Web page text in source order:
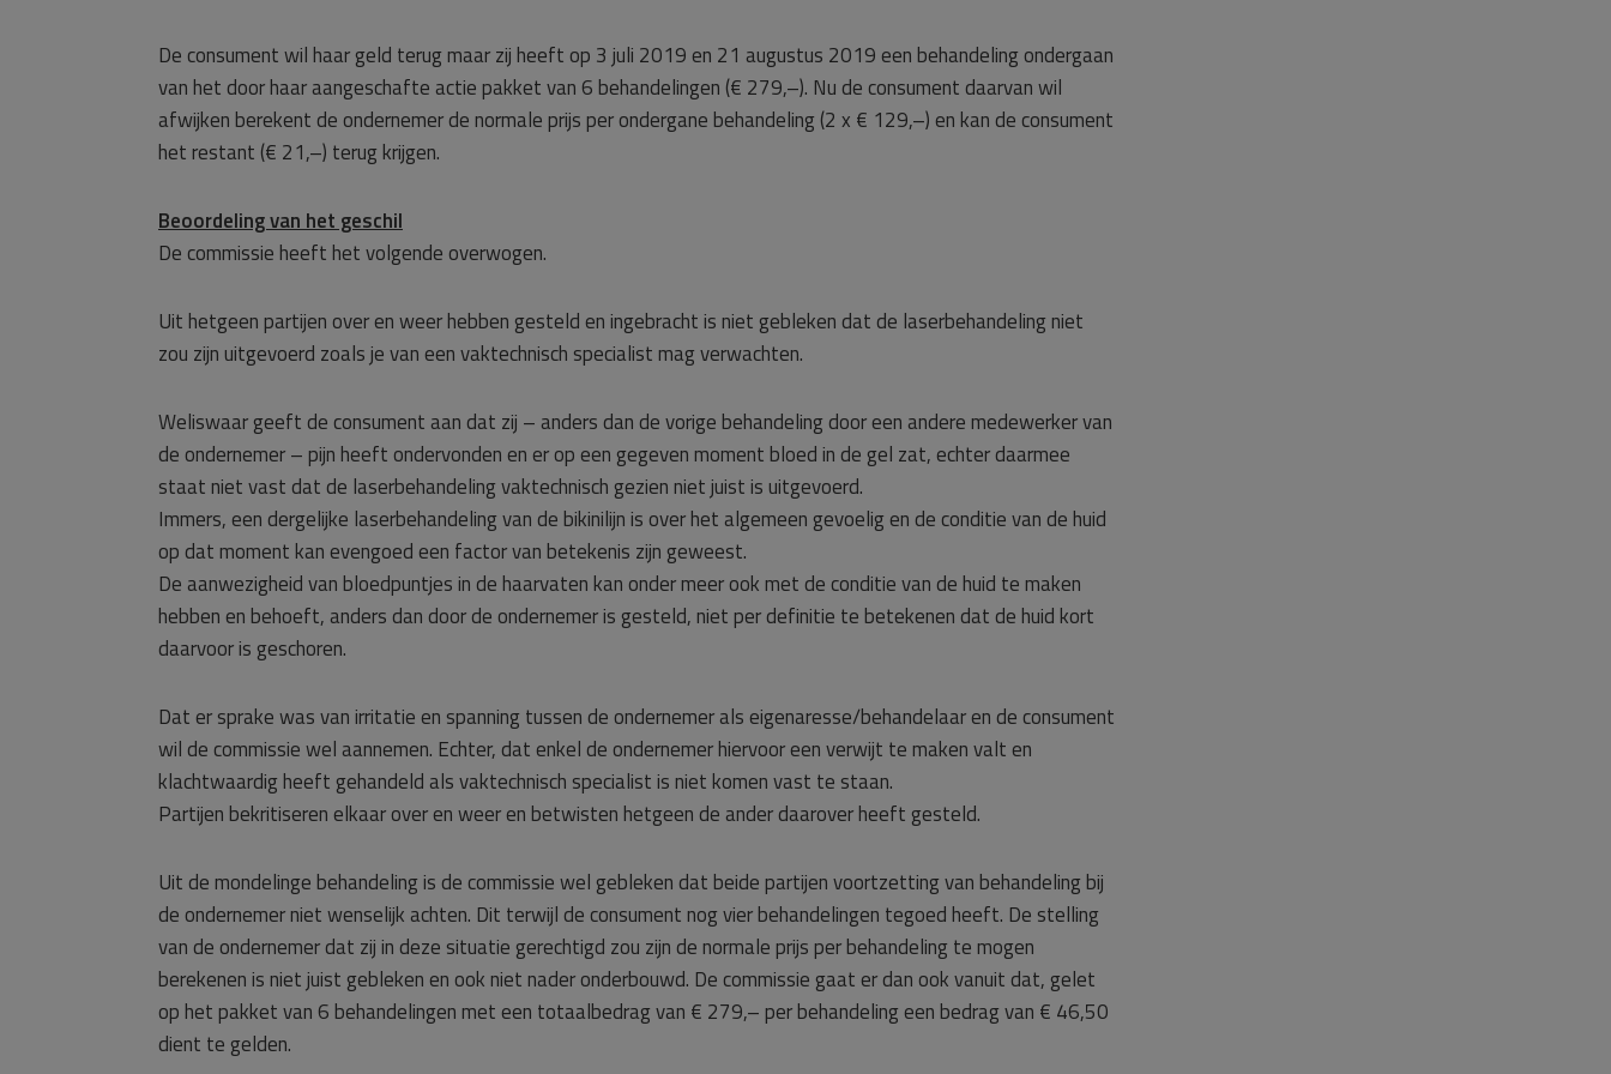
De consument wil haar geld terug maar zij heeft op 3 juli 2019 en 21 augustus 2019 een behandeling ondergaan
van het door haar aangeschafte actie pakket van 6 behandelingen (€ 279,–). Nu de consument daarvan wil
afwijken berekent de ondernemer de normale prijs per ondergane behandeling (2 x € 129,–) en kan de consument
het restant (€ 21,–) terug krijgen.
Beoordeling van het geschil
De commissie heeft het volgende overwogen.
Uit hetgeen partijen over en weer hebben gesteld en ingebracht is niet gebleken dat de laserbehandeling niet
zou zijn uitgevoerd zoals je van een vaktechnisch specialist mag verwachten.
Weliswaar geeft de consument aan dat zij – anders dan de vorige behandeling door een andere medewerker van
de ondernemer – pijn heeft ondervonden en er op een gegeven moment bloed in de gel zat, echter daarmee
staat niet vast dat de laserbehandeling vaktechnisch gezien niet juist is uitgevoerd.
Immers, een dergelijke laserbehandeling van de bikinilijn is over het algemeen gevoelig en de conditie van de huid
op dat moment kan evengoed een factor van betekenis zijn geweest.
De aanwezigheid van bloedpuntjes in de haarvaten kan onder meer ook met de conditie van de huid te maken
hebben en behoeft, anders dan door de ondernemer is gesteld, niet per definitie te betekenen dat de huid kort
daarvoor is geschoren.
Dat er sprake was van irritatie en spanning tussen de ondernemer als eigenaresse/behandelaar en de consument
wil de commissie wel aannemen. Echter, dat enkel de ondernemer hiervoor een verwijt te maken valt en
klachtwaardig heeft gehandeld als vaktechnisch specialist is niet komen vast te staan.
Partijen bekritiseren elkaar over en weer en betwisten hetgeen de ander daarover heeft gesteld.
Uit de mondelinge behandeling is de commissie wel gebleken dat beide partijen voortzetting van behandeling bij
de ondernemer niet wenselijk achten. Dit terwijl de consument nog vier behandelingen tegoed heeft. De stelling
van de ondernemer dat zij in deze situatie gerechtigd zou zijn de normale prijs per behandeling te mogen
berekenen is niet juist gebleken en ook niet nader onderbouwd. De commissie gaat er dan ook vanuit dat, gelet
op het pakket van 6 behandelingen met een totaalbedrag van € 279,– per behandeling een bedrag van € 46,50
dient te gelden.